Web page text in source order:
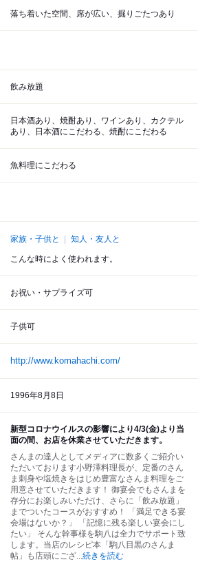
落ち着いた空間、席が広い、掘りごたつあり
飲み放題
日本酒あり、焼酎あり、ワインあり、カクテル
あり、日本酒にこだわる、焼酎にこだわる
魚料理にこだわる
家族・子供と 知人・友人と
こんな時によく使われます。
お祝い・サプライズ可
子供可
http://www.komahachi.com/
1996年8月8日
新型コロナウイルスの影響により4/3(金)より当
面の間、お店を休業させていただきます。
さんまの達人としてメディアに数多くご紹介い
ただいております小野澤料理長が、定番のさん
ま刺身や塩焼きをはじめ豊富なさんま料理をご
用意させていただきます！ 御宴会でもさんまを
存分にお楽しみいただけ、さらに「飲み放題」
までついたコースがおすすめ！ 「満足できる宴
会場はないか？」 「記憶に残る楽しい宴会にし
たい」 そんな幹事様を駒八は全力でサポート致
します。当店のレシピ本「駒八目黒のさんま
帖」も店頭にござ...続きを読む